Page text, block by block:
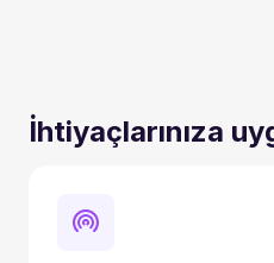
İhtiyaçlarınıza